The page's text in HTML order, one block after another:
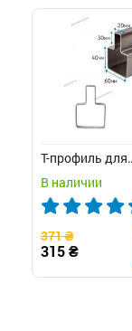
Т-
В наличии
371 ₴
315 ₴